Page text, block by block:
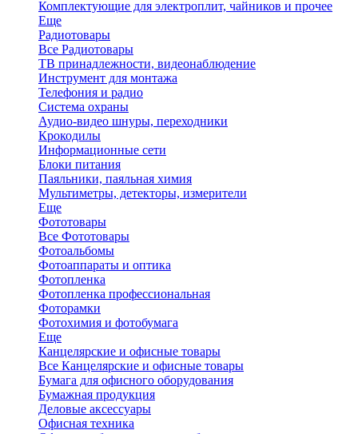
Комплектующие для электроплит, чайников и прочее
Еще
Радиотовары
Все Радиотовары
ТВ принадлежности, видеонаблюдение
Инструмент для монтажа
Телефония и радио
Система охраны
Аудио-видео шнуры, переходники
Крокодилы
Информационные сети
Блоки питания
Паяльники, паяльная химия
Мультиметры, детекторы, измерители
Еще
Фототовары
Все Фототовары
Фотоальбомы
Фотоаппараты и оптика
Фотопленка
Фотопленка профессиональная
Фоторамки
Фотохимия и фотобумага
Еще
Канцелярские и офисные товары
Все Канцелярские и офисные товары
Бумага для офисного оборудования
Бумажная продукция
Деловые аксессуары
Офисная техника